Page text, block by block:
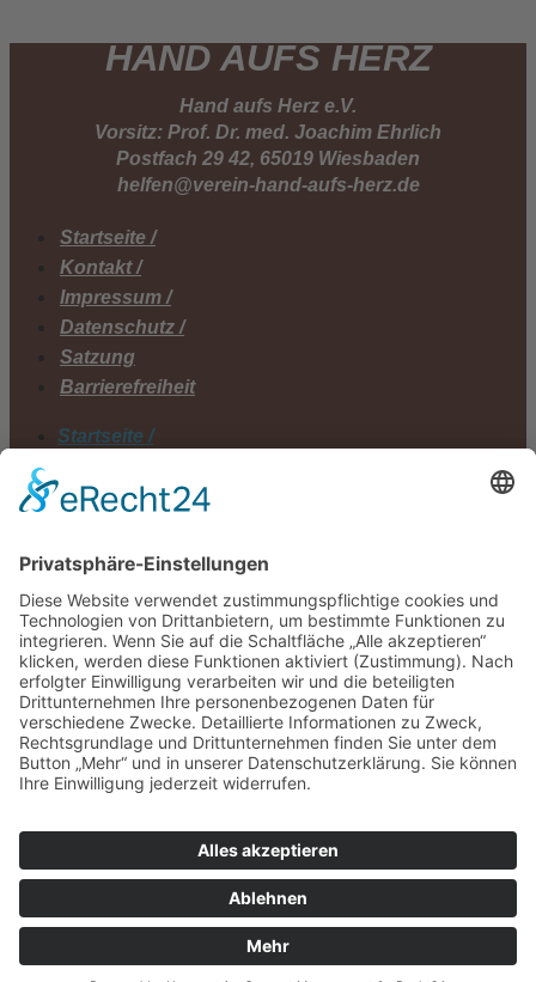
HAND AUFS HERZ
Hand aufs Herz e.V.
Vorsitz: Prof. Dr. med. Joachim Ehrlich
Postfach 29 42, 65019 Wiesbaden
helfen@verein-hand-aufs-herz.de
Startseite /
Kontakt /
Impressum /
Datenschutz /
Satzung
Barrierefreiheit
Startseite /
Impressum /
Satzung
MÖCHTEN SIE...?
UNSER LEHRVIDEO ANSEHEN
EINE VERANSTALTUNG BUCHEN